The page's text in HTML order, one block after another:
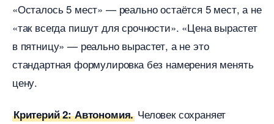
«Осталось 5 мест» — реально остаётся 5 мест, а не
«так всегда пишут для срочности». «Цена вырастет
пятницу» — реально вырастет, а не это
стандартная формулировка без намерения менять
цену.
Критерий 2: Автономия. Человек сохраняет